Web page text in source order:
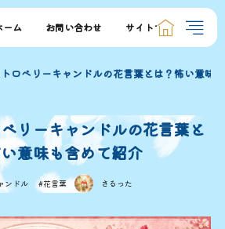
ーム お問い合わせ サイトマップ
ロベリーキャンドルの花言葉とは？怖い意味
リーキャンドルの花言葉と
意味も含めて紹介
ンドル #花言葉 さるった